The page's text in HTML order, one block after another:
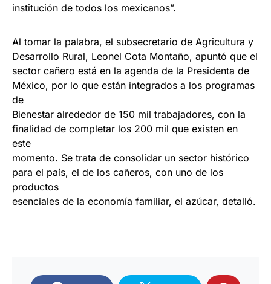
institución de todos los mexicanos”.
Al tomar la palabra, el subsecretario de Agricultura y
Desarrollo Rural, Leonel Cota Montaño, apuntó que el
sector cañero está en la agenda de la Presidenta de
México, por lo que están integrados a los programas
de
Bienestar alrededor de 150 mil trabajadores, con la
finalidad de completar los 200 mil que existen en
este
momento. Se trata de consolidar un sector histórico
para el país, el de los cañeros, con uno de los
productos
esenciales de la economía familiar, el azúcar, detalló.